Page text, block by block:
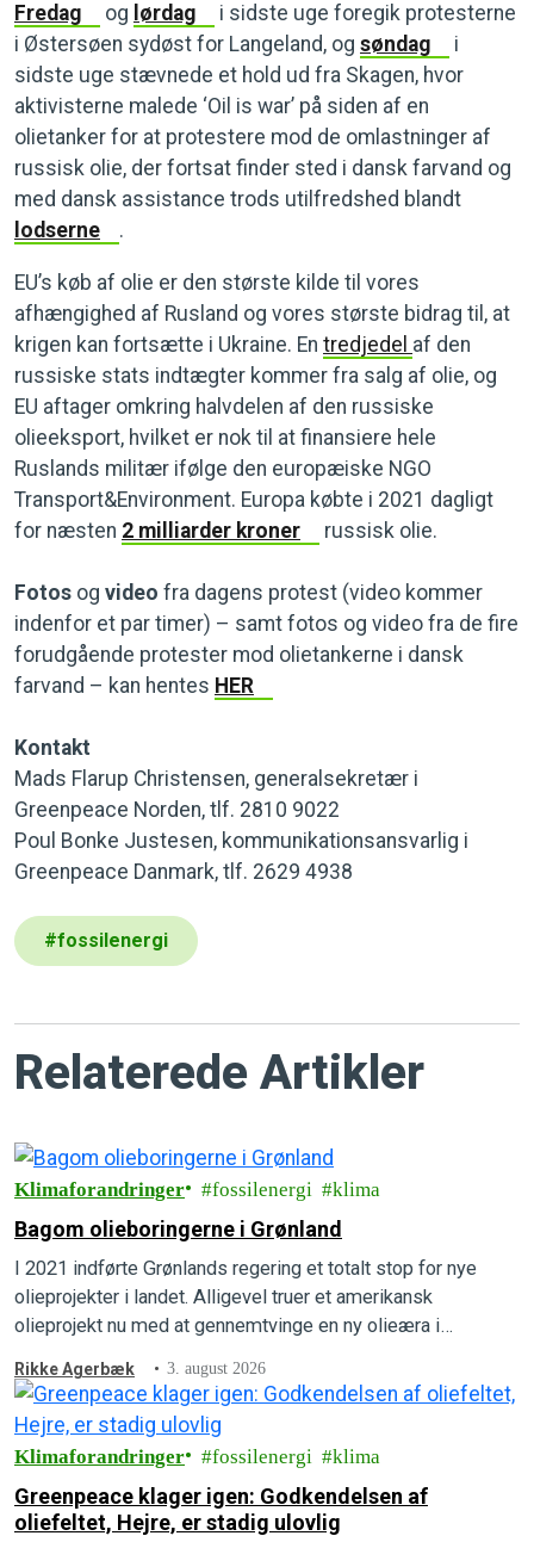
Fredag og lørdag
i sidste uge foregik protesterne
i Østersøen sydøst for Langeland, og søndag
i
sidste uge stævnede et hold ud fra Skagen, hvor
aktivisterne malede ‘Oil is war’ på siden af en
olietanker for at protestere mod de omlastninger af
russisk olie, der fortsat finder sted i dansk farvand og
med dansk assistance trods utilfredshed blandt
lodserne
.
EU’s køb af olie er den største kilde til vores
afhængighed af Rusland og vores største bidrag til, at
krigen kan fortsætte i Ukraine. En tredjedel af den
russiske stats indtægter kommer fra salg af olie, og
EU aftager omkring halvdelen af den russiske
olieeksport, hvilket er nok til at finansiere hele
Ruslands militær ifølge den europæiske NGO
Transport&Environment. Europa købte i 2021 dagligt
for næsten 2 milliarder kroner russisk olie.
Fotos og video fra dagens protest (video kommer
indenfor et par timer) – samt fotos og video fra de fire
forudgående protester mod olietankerne i dansk
farvand – kan hentes HER
Kontakt
Mads Flarup Christensen, generalsekretær i
Greenpeace Norden, tlf. 2810 9022
Poul Bonke Justesen, kommunikationsansvarlig i
Greenpeace Danmark, tlf. 2629 4938
#fossilenergi
Relaterede Artikler
Klimaforandringer fossilenergi klima
Bagom olieboringerne i Grønland
I 2021 indførte Grønlands regering et totalt stop for nye
olieprojekter i landet. Alligevel truer et amerikansk
olieprojekt nu med at gennemtvinge en ny olieæra i
hvad der er på spil, og hvad der kan gøres for at forhindre
det i at ske.
Rikke Agerbæk 3. august 2026
Klimaforandringer fossilenergi klima
Greenpeace klager igen: Godkendelsen af
oliefeltet, Hejre, er stadig ulovlig